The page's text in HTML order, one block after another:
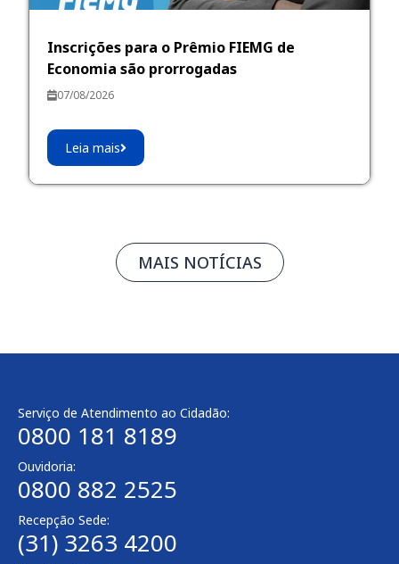
Inscrições para o Prêmio FIEMG de
Economia são prorrogadas
07/08/2026
Leia mais
MAIS NOTÍCIAS
Serviço de Atendimento ao Cidadão:
0800 181 8189
Ouvidoria:
0800 882 2525
Recepção Sede:
(31) 3263 4200